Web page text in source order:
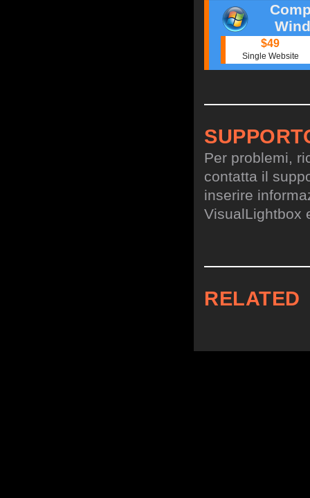
$49
Single Website
Per problemi,
contatta il
inserire
VisualLightbox
RELATED